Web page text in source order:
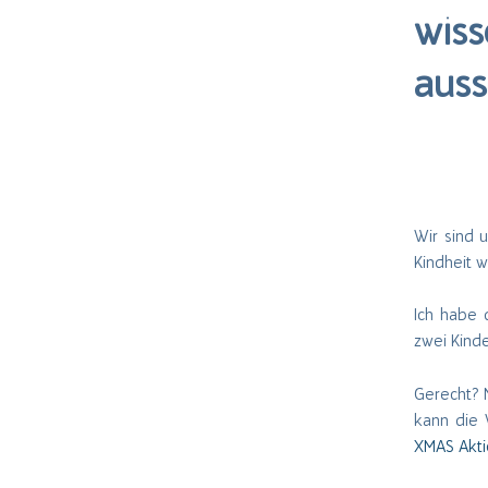
Wir sind
Kindheit
Ich habe
zwei
Gerecht?
kann die
XMAS